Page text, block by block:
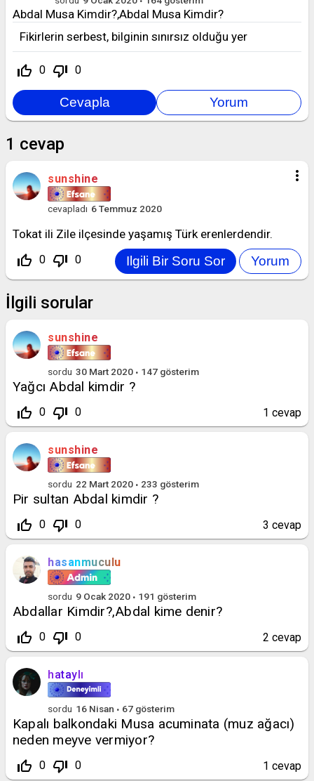
Abdal Musa Kimdir?,Abdal Musa Kimdir?
Fikirlerin serbest, bilginin sınırsız olduğu yer
thumb_up_off_alt 0 thumb_down_off_alt 0
1 cevap
more_vert
sunshine
cevapladı 6 Temmuz 2020
Tokat ili Zile ilçesinde yaşamış Türk erenlerdendir.
thumb_up_off_alt 0 thumb_down_off_alt 0
İlgili sorular
sunshine
sordu 30 Mart 2020 147 gösterim
Yağcı Abdal kimdir ?
thumb_up_off_alt 0 thumb_down_off_alt 0 1 cevap
sunshine
sordu 22 Mart 2020 233 gösterim
Pir sultan Abdal kimdir ?
thumb_up_off_alt 0 thumb_down_off_alt 0 3 cevap
hasanmuculu
sordu 9 Ocak 2020 191 gösterim
Abdallar Kimdir?,Abdal kime denir?
thumb_up_off_alt 0 thumb_down_off_alt 0 2 cevap
hataylı
sordu 16 Nisan 67gösterim
Kapalı balkondaki Musa acuminata (muz ağacı)
neden meyve vermiyor?
thumb_up_off_alt 0 thumb_down_off_alt 0 1 cevap